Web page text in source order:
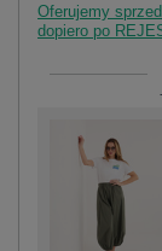
Oferujemy
dopiero po